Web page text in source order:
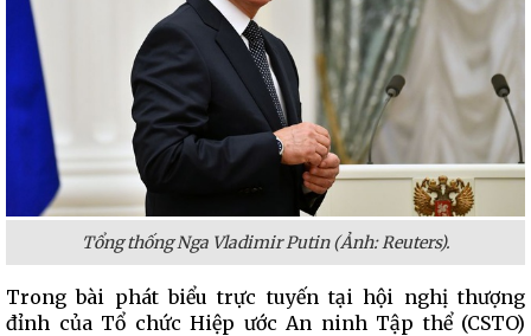
Tổng thống Nga Vladimir Putin (Ảnh: Reuters).
Trong bài phát biểu trực tuyến tại hội nghị thượng
đỉnh của Tổ chức Hiệp ước An ninh Tập thể (CSTO)